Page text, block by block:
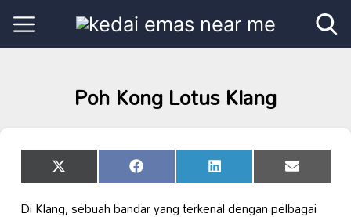
Poh Kong Lotus Klang
Share
on
X
(Twitter)
Share
on
Facebook Share
on
LinkedIn Share
on
Email
Di Klang, sebuah bandar yang terkenal dengan pelbagai